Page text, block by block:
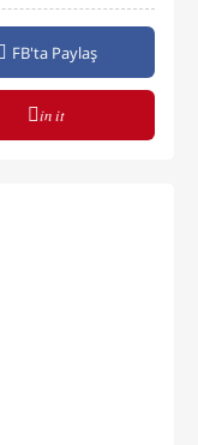
FB'ta Paylaş
in it